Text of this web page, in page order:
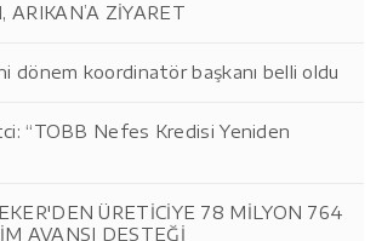
ARIKAN’A ZİYARET
dönem koordinatör başkanı belli oldu
“TOBB Nefes Kredisi Yeniden
ÜRETİCİYE 78 MİLYON 764
AVANSI DESTEĞİ